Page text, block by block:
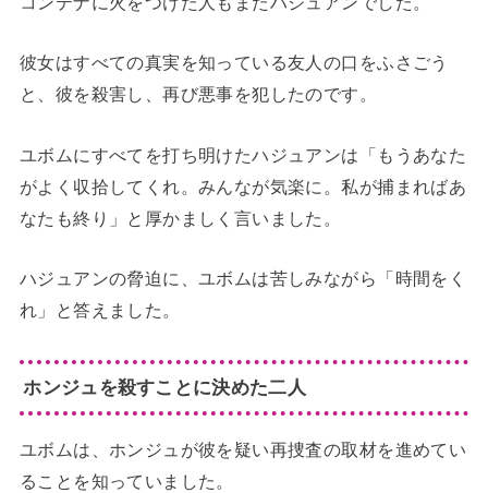
彼女はすべての真実を知っている友人の口をふさごう
と、彼を殺害し、再び悪事を犯したのです。
ユボムにすべてを打ち明けたハジュアンは「もうあなた
がよく収拾してくれ。みんなが気楽に。私が捕まればあ
なたも終り」と厚かましく言いました。
ハジュアンの脅迫に、ユボムは苦しみながら「時間をく
れ」と答えました。
ホンジュを殺すことに決めた二人
ユボムは、ホンジュが彼を疑い再捜査の取材を進めてい
ることを知っていました。